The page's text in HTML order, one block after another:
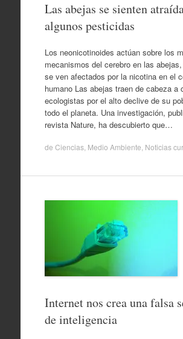
Las abejas se sienten
algunos pesticidas
Los neonicotinoides actúan sobre los
mecanismos del cerebro en las
se ven afectados por la nicotina en el
humano Las abejas traen de cabeza a
ecologistas por el alto declive de su
todo el planeta. Una investigación,
revista Nature, ha descubierto que…
de Ciencias, Medio Ambiente Noticias
Internet nos crea una falsa
de inteligencia